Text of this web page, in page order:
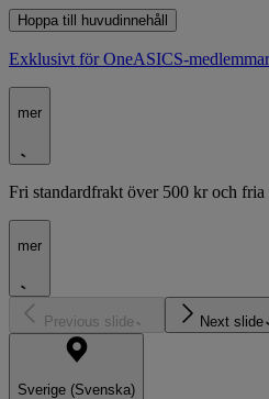
Hoppa till huvudinnehåll
Exklusivt för OneASICS-
mer
Fri standardfrakt över 500 kr och fria
mer
Previous slide Next slide
Sverige (Svenska)